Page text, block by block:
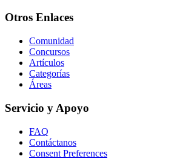
Otros Enlaces
Comunidad
Concursos
Artículos
Categorías
Áreas
Servicio y Apoyo
FAQ
Contáctanos
Consent Preferences